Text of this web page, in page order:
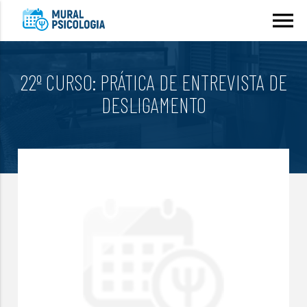
menu
22º CURSO: PRÁTICA DE ENTREVISTA DE
DESLIGAMENTO